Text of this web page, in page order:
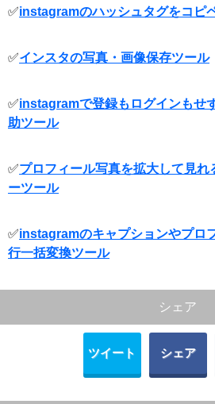
✅instagramのハッシュタグをコピ
✅インスタの写真・画像保存ツール
✅instagramで登録もログインもせ
助ツール
✅プロフィール写真を拡大して見
ーツール
✅instagramのキャプションやプロ
行一括変換ツール
シェア
ツイート シェア